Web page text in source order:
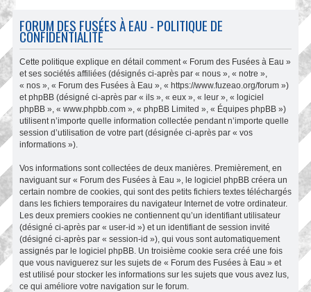
FORUM DES FUSÉES À EAU - POLITIQUE DE
CONFIDENTIALITÉ
Cette politique explique en détail comment « Forum des Fusées à Eau »
et ses sociétés affiliées (désignés ci-après par « nous », « notre »,
« nos », « Forum des Fusées à Eau », « https://www.fuzeao.org/forum »)
et phpBB (désigné ci-après par « ils », « eux », « leur », « logiciel
phpBB », « www.phpbb.com », « phpBB Limited », « Équipes phpBB »)
utilisent n’importe quelle information collectée pendant n’importe quelle
session d’utilisation de votre part (désignée ci-après par « vos
informations »).
Vos informations sont collectées de deux manières. Premièrement, en
naviguant sur « Forum des Fusées à Eau », le logiciel phpBB créera un
certain nombre de cookies, qui sont des petits fichiers textes téléchargés
dans les fichiers temporaires du navigateur Internet de votre ordinateur.
Les deux premiers cookies ne contiennent qu’un identifiant utilisateur
(désigné ci-après par « user-id ») et un identifiant de session invité
(désigné ci-après par « session-id »), qui vous sont automatiquement
assignés par le logiciel phpBB. Un troisième cookie sera créé une fois
que vous naviguerez sur les sujets de « Forum des Fusées à Eau » et
est utilisé pour stocker les informations sur les sujets que vous avez lus,
ce qui améliore votre navigation sur le forum.